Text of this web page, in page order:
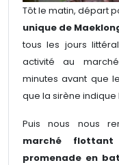
Tôt le matin, départ
unique de
tous les jours
activité au
minutes avant que
que la sirène indique
Puis nous nous
marché flottant
promenade en